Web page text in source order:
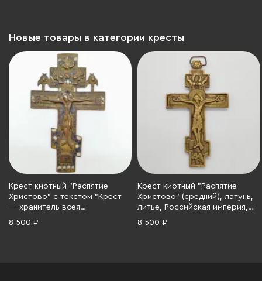
Новые товары в категории кресты
Крест киотный "Распятие
Христово" с текстом "Крест
— хранитель всея
вселенныя..." на обороте,
8 500 ₽
Крест киотный "Распятие
Христово" (средний), латунь,
литье, Российская империя,
1860-1900 гг.
8 500 ₽